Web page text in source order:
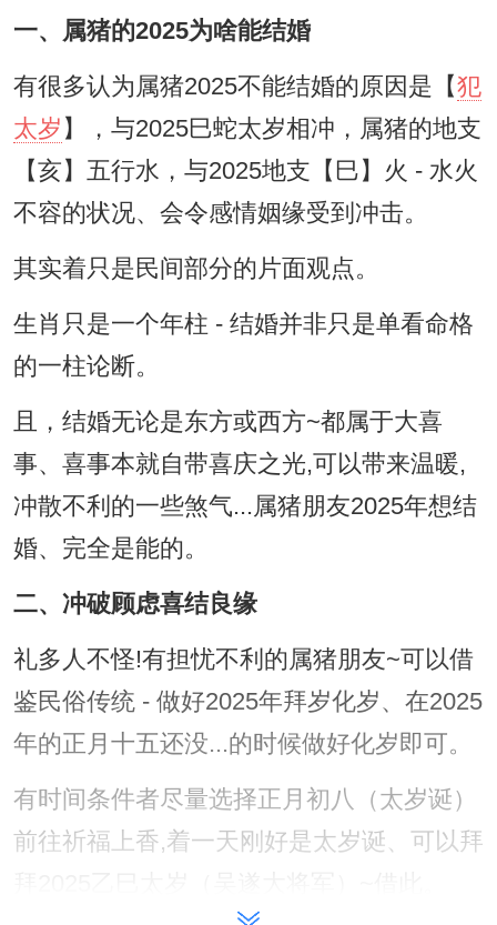
一、属猪的2025为啥能结婚
有很多认为属猪2025不能结婚的原因是【犯
太岁 】，与2025巳蛇太岁相冲，属猪的地支
【亥】五行水，与2025地支【巳】火 - 水火
不容的状况、会令感情姻缘受到冲击。
其实着只是民间部分的片面观点。
生肖只是一个年柱 - 结婚并非只是单看命格
的一柱论断。
且，结婚无论是东方或西方~都属于大喜
事、喜事本就自带喜庆之光,可以带来温暖,
冲散不利的一些煞气...属猪朋友2025年想结
婚、完全是能的。
二、冲破顾虑喜结良缘
礼多人不怪!有担忧不利的属猪朋友~可以借
鉴民俗传统 - 做好2025年拜岁化岁、在2025
年的正月十五还没...的时候做好化岁即可。
有时间条件者尽量选择正月初八（太岁诞）
前往祈福上香,着一天刚好是太岁诞、可以拜